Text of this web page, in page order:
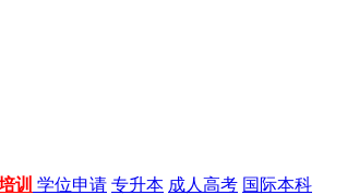
训 学位申请 专升本 成人高考 国际本科